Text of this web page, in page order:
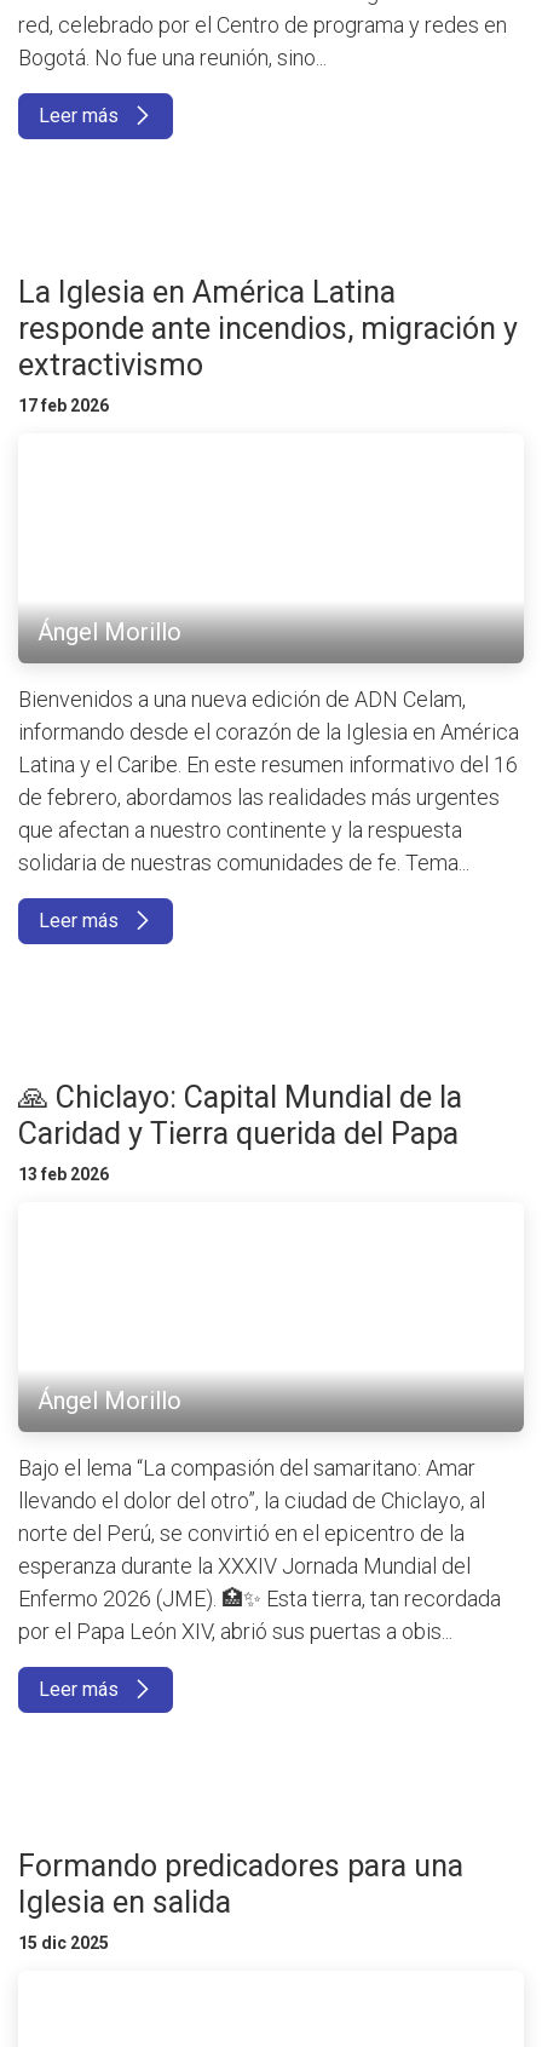
red, celebrado por el Centro de programa y redes en
Bogotá. No fue una reunión, sino...
Leer más
La Iglesia en América Latina
responde ante incendios, migración y
extractivismo
17 feb 2026
Ángel Morillo
Bienvenidos a una nueva edición de ADN Celam,
informando desde el corazón de la Iglesia en América
Latina y el Caribe. En este resumen informativo del 16
de febrero, abordamos las realidades más urgentes
que afectan a nuestro continente y la respuesta
solidaria de nuestras comunidades de fe. Tema...
Leer más
🙏 Chiclayo: Capital Mundial de la
Caridad y Tierra querida del Papa
13 feb 2026
Ángel Morillo
Bajo el lema “La compasión del samaritano: Amar
llevando el dolor del otro”, la ciudad de Chiclayo, al
norte del Perú, se convirtió en el epicentro de la
esperanza durante la XXXIV Jornada Mundial del
Enfermo 2026 (JME). 🏥✨ Esta tierra, tan recordada
por el Papa León XIV, abrió sus puertas a obis...
Leer más
Formando predicadores para una
Iglesia en salida
15 dic 2025